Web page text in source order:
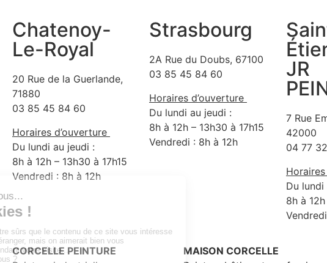
Chatenoy-
Le-Royal
20 Rue de la Guerlande,
71880
03 85 45 84 60
Horaires d’ouverture
Du lundi au jeudi :
8h à 12h – 13h30 à 17h15
Vendredi : 8h à 12h
Strasbourg
2A Rue du Doubs, 67100
03 85 45 84 60
Horaires d’ouverture
Du lundi au jeudi :
8h à 12h – 13h30 à 17h15
Vendredi : 8h à 12h
JR
7 Rue
42000
04 77
Du lundi
8h à
CORCELLE PEINTURE
MAISON CORCELLE